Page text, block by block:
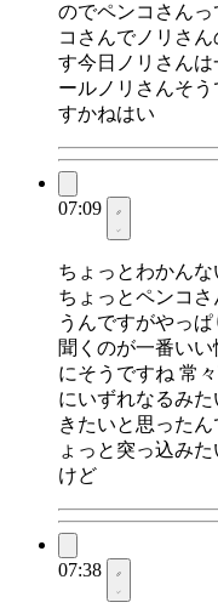
のでペンコさん
コさんでノリさ
す今日ノリさん
ールノリさんそ
すかねはい
07:09
ちょっとわかん
ちょっとペンコ
うんですがやっ
聞くのが一番い
にそうですね 常
にいずれなるみ
きたいと思った
ょっと突っ込み
けど
07:38